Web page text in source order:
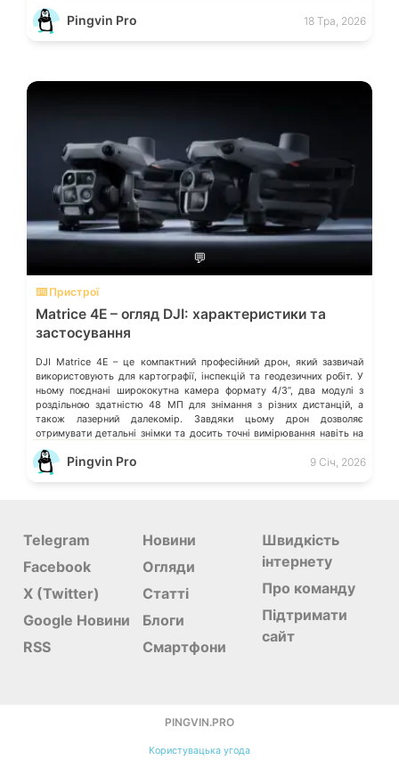
теорія, а ваш […]
Pingvin Pro 18 Тра, 2026
💬
⌨️ Пристрої
Matrice 4E – огляд DJI: характеристики та
застосування
DJI Matrice 4E – це компактний професійний дрон, який зазвичай
використовують для картографії, інспекцій та геодезичних робіт. У
ньому поєднані ширококутна камера формату 4/3”, два модулі з
роздільною здатністю 48 МП для знімання з різних дистанцій, а
також лазерний далекомір. Завдяки цьому дрон дозволяє
отримувати детальні знімки та досить точні вимірювання навіть на
значній відстані. […]
Pingvin Pro 9 Січ, 2026
Telegram
Facebook
X (Twitter)
Google Новини
RSS
Новини
Огляди
Статті
Блоги
Смартфони
Швидкість
інтернету
Про команду
Підтримати
сайт
PINGVIN.PRO
Користувацька угода